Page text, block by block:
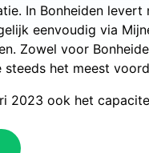
In Bonheiden
eenvoudig via
Zowel voor
steeds het meest
2023 ook het